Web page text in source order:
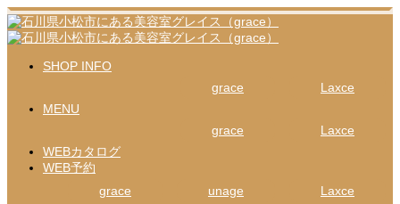
SHOP INFO
grace
Laxce
MENU
grace
Laxce
WEBカタログ
WEB予約
grace
unage
Laxce